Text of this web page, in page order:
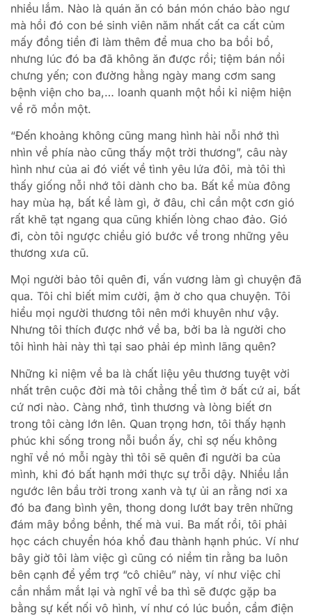
nhiều lắm. Nào là quán ăn có bán món cháo bào ngư
mà hồi đó con bé sinh viên năm nhất cất ca cất củm
mấy đồng tiền đi làm thêm để mua cho ba bồi bổ,
nhưng lúc đó ba đã không ăn được rồi; tiệm bán nồi
chưng yến; con đường hằng ngày mang cơm sang
bệnh viện cho ba,… loanh quanh một hồi kỉ niệm hiện
về rõ mồn một.
“Đến khoảng không cũng mang hình hài nỗi nhớ thì
nhìn về phía nào cũng thấy một trời thương”, câu này
hình như của ai đó viết về tình yêu lứa đôi, mà tôi thì
thấy giống nỗi nhớ tôi dành cho ba. Bất kể mùa đông
hay mùa hạ, bất kể làm gì, ở đâu, chỉ cần một cơn gió
rất khẽ tạt ngang qua cũng khiến lòng chao đảo. Gió
đi, còn tôi ngược chiều gió bước về trong những yêu
thương xưa cũ.
Mọi người bảo tôi quên đi, vấn vương làm gì chuyện đã
qua. Tôi chỉ biết mỉm cười, ậm ờ cho qua chuyện. Tôi
hiểu mọi người thương tôi nên mới khuyên như vậy.
Nhưng tôi thích được nhớ về ba, bởi ba là người cho
tôi hình hài này thì tại sao phải ép mình lãng quên?
Những kỉ niệm về ba là chất liệu yêu thương tuyệt vời
nhất trên cuộc đời mà tôi chẳng thể tìm ở bất cứ ai, bất
cứ nơi nào. Càng nhớ, tình thương và lòng biết ơn
trong tôi càng lớn lên. Quan trọng hơn, tôi thấy hạnh
phúc khi sống trong nỗi buồn ấy, chỉ sợ nếu không
nghĩ về nó mỗi ngày thì tôi sẽ quên đi người ba của
mình, khi đó bất hạnh mới thực sự trỗi dậy. Nhiều lần
ngước lên bầu trời trong xanh và tự ủi an rằng nơi xa
đó ba đang bình yên, thong dong lướt bay trên những
đám mây bồng bềnh, thế mà vui. Ba mất rồi, tôi phải
học cách chuyển hóa khổ đau thành hạnh phúc. Ví như
bây giờ tôi làm việc gì cũng có niềm tin rằng ba luôn
bên cạnh để yểm trợ “cô chiêu” này, ví như việc chỉ
cần nhắm mắt lại và nghĩ về ba thì sẽ được gặp ba
bằng sự kết nối vô hình, ví như có lúc buồn, cầm điện